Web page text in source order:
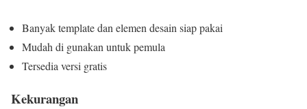
Banyak template dan elemen desain siap pakai
Mudah di gunakan untuk pemula
Tersedia versi gratis
Kekurangan